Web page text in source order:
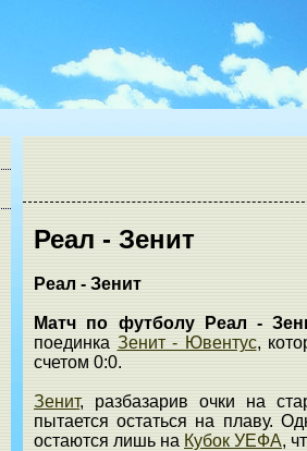
Реал - Зенит
Реал - Зенит
Матч по футболу Реал -
поединка Зенит - Ювентус,
счетом 0:0.
Зенит, разбазарив очки на
пытается остаться на плаву.
остаются лишь на Кубок УЕФА,